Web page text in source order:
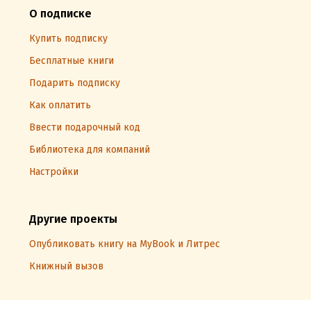
О подписке
Купить подписку
Бесплатные книги
Подарить подписку
Как оплатить
Ввести подарочный код
Библиотека для компаний
Настройки
Другие проекты
Опубликовать книгу на MyBook и Литрес
Книжный вызов